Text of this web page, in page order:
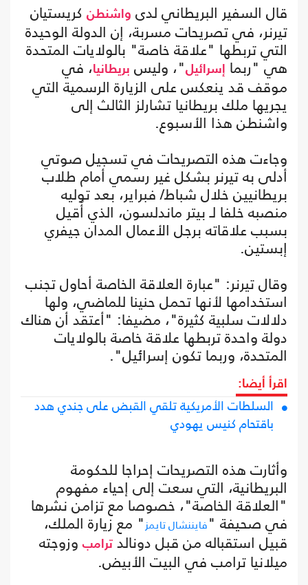
قال السفير البريطاني لدى واشنطن كريستيان
تيرنر، في تصريحات مسربة، إن الدولة الوحيدة
التي تربطها "علاقة خاصة" بالولايات المتحدة
هي "ربما إسرائيل"، وليس بريطانيا، في
موقف قد ينعكس على الزيارة الرسمية التي
يجريها ملك بريطانيا تشارلز الثالث إلى
واشنطن هذا الأسبوع.
وجاءت هذه التصريحات في تسجيل صوتي
أدلى به تيرنر بشكل غير رسمي أمام طلاب
بريطانيين خلال شباط/ فبراير، بعد توليه
منصبه خلفا لـ بيتر ماندلسون، الذي أُقيل
بسبب علاقاته برجل الأعمال المدان جيفري
إبستين.
وقال تيرنر: "عبارة العلاقة الخاصة أحاول تجنب
استخدامها لأنها تحمل حنينا للماضي، ولها
دلالات سلبية كثيرة"، مضيفا: "أعتقد أن هناك
دولة واحدة تربطها علاقة خاصة بالولايات
المتحدة، وربما تكون إسرائيل".
اقرأ أيضا:
السلطات الأمريكية تلقي القبض على جندي هدد
باقتحام كنيس يهودي
وأثارت هذه التصريحات إحراجا للحكومة
البريطانية، التي سعت إلى إحياء مفهوم
"العلاقة الخاصة"، خصوصا مع تزامن نشرها
في صحيفة "فايننشال تايمز " مع زيارة الملك،
قبيل استقباله من قبل دونالد ترامب وزوجته
ميلانيا ترامب في البيت الأبيض.